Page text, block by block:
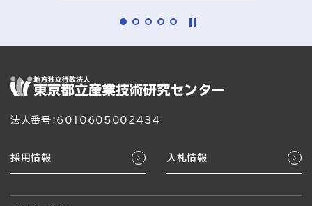
法人番号：6010605002434
採用情報 入札情報